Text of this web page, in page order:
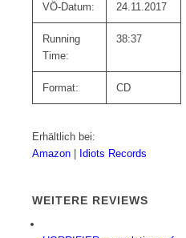
VÖ-Datum: 24.11.2017
Running
Time:
38:37
Format: CD
Erhältlich bei:
Amazon
Idiots Records
WEITERE REVIEWS